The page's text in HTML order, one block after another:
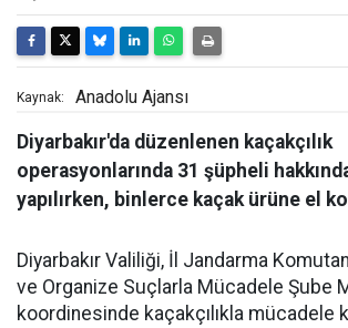
Kaynak: Anadolu Ajansı
Diyarbakır'da düzenlenen kaçakçılık
operasyonlarında 31 şüpheli
yapılırken, binlerce kaçak ürüne el
Diyarbakır Valiliği, İl Jandarma
ve Organize Suçlarla Mücadele Şube
koordinesinde kaçakçılıkla mücadele